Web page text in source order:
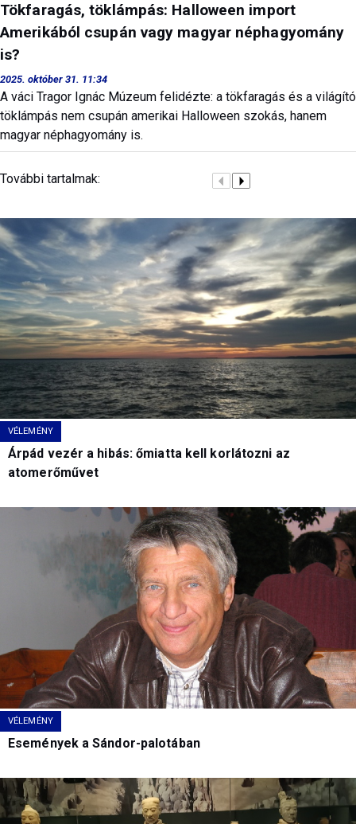
Tökfaragás, töklámpás: Halloween import
Amerikából csupán vagy magyar néphagyomány
is?
2025. október 31. 11:34
A váci Tragor Ignác Múzeum felidézte: a tökfaragás és a világító
töklámpás nem csupán amerikai Halloween szokás, hanem
magyar néphagyomány is.
További tartalmak:
VÉLEMÉNY
Árpád vezér a hibás: őmiatta kell korlátozni az
atomerőművet
VÉLEMÉNY
Események a Sándor-palotában